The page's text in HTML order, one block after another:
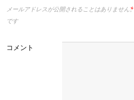
メールアドレスが公開されることはありません。
*
です
コメント